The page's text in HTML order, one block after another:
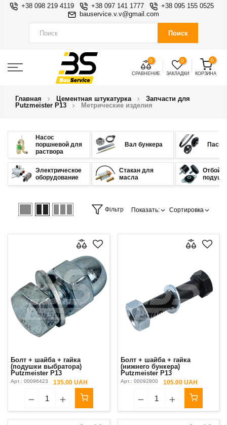
+38 098 219 4119 +38 097 141 1777
+38 095 155 0525
bauservice.v.v@gmail.com
Поиск
0
СРАВНЕНИЕ
0
ЗАКЛАДКИ
0
КОРЗИНА
Главная Цементная штукатурка
Запчасти для
Putzmeister P13
Метрические изделия
Насос
поршневой для
раствора
Вал бункера
Электрическое
оборудование
Стакан для
масла
Фільтр Показать: Сортировка
Болт + шайба + гайка
(подушки выбратора)
Putzmeister P13
Арт.: 00096423 135.00 UAH
Болт + шайба + гайка
(нижнего бункера)
Putzmeister P13
Арт.: 00092800 105.00 UAH